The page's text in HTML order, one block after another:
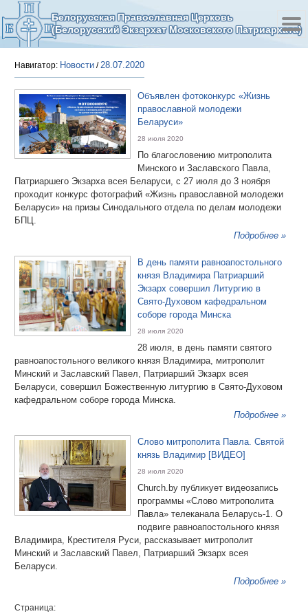
Белорусская Православная Церковь
(Белорусский Экзархат Московского Патриархата)
Навигатор: Новости /28.07.2020
Объявлен фотоконкурс «Жизнь
православной молодежи
Беларуси»
28 июля 2020
По благословению митрополита
Минского и Заславского Павла,
Патриаршего Экзарха всея Беларуси, с 27 июля до 3 ноября
проходит конкурс фотографий «Жизнь православной молодежи
Беларуси» на призы Синодального отдела по делам молодежи
БПЦ.
Подробнее »
В день памяти равноапостольного
князя Владимира Патриарший
Экзарх совершил Литургию в
Свято-Духовом кафедральном
соборе города Минска
28 июля 2020
28 июля, в день памяти святого
равноапостольного великого князя Владимира, митрополит
Минский и Заславский Павел, Патриарший Экзарх всея
Беларуси, совершил Божественную литургию в Свято-Духовом
кафедральном соборе города Минска.
Подробнее »
Слово митрополита Павла. Святой
князь Владимир [ВИДЕО]
28 июля 2020
Church.by публикует видеозапись
программы «Слово митрополита
Павла» телеканала Беларусь-1. О
подвиге равноапостольного князя
Владимира, Крестителя Руси, рассказывает митрополит
Минский и Заславский Павел, Патриарший Экзарх всея
Беларуси.
Подробнее »
Страница: